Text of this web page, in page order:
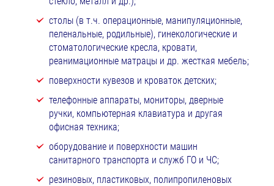
столы (в т.ч. операционные, манипуляционные,
пеленальные, родильные), гинекологические и
стоматологические кресла, кровати,
реанимационные матрацы и др. жесткая мебель;
поверхности кувезов и кроваток детских;
телефонные аппараты, мониторы, дверные
ручки, компьютерная клавиатура и другая
офисная техника;
оборудование и поверхности машин
санитарного транспорта и служб ГО и ЧС;
резиновых, пластиковых, полипропиленовых